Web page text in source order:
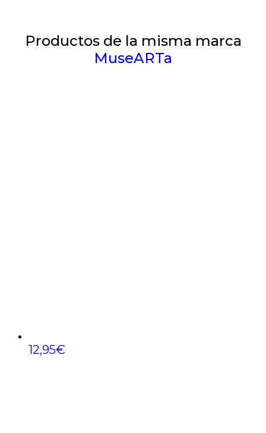
Productos de la misma marca
MuseARTa
12,95€